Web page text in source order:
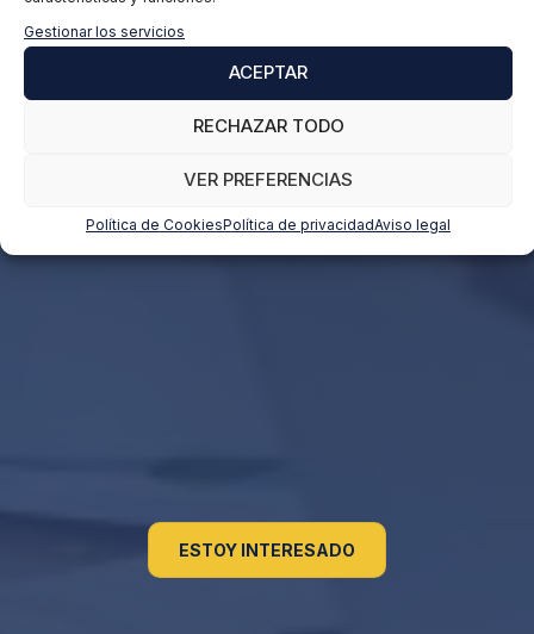
Gestionar los servicios
ACEPTAR
RECHAZAR TODO
VER PREFERENCIAS
Política de CookiesPolítica de privacidadAviso legal
ESTOY INTERESADO